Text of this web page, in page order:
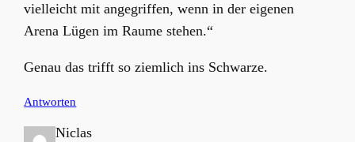
vielleicht mit angegriffen, wenn in der eigenen
Arena Lügen im Raume stehen.“
Genau das trifft so ziemlich ins Schwarze.
Antworten
Niclas